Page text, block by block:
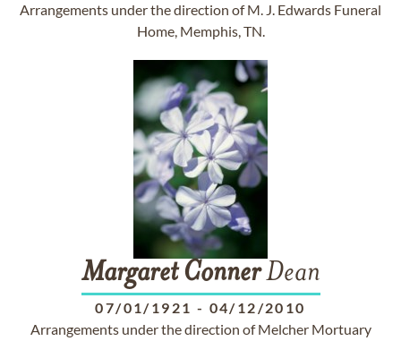
Arrangements under the direction of M. J. Edwards Funeral
Home, Memphis, TN.
Margaret ConnerDean
07/01/1921 - 04/12/2010
Arrangements under the direction of Melcher Mortuary